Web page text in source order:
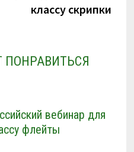
классу скрипки
вебинар для
флейты